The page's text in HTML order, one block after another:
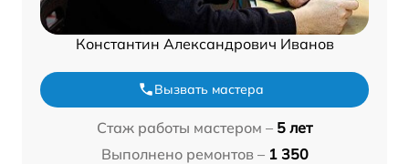
Константин Александрович Иванов
Вызвать мастера
Стаж работы мастером – 5 лет
Выполнено ремонтов – 1 350